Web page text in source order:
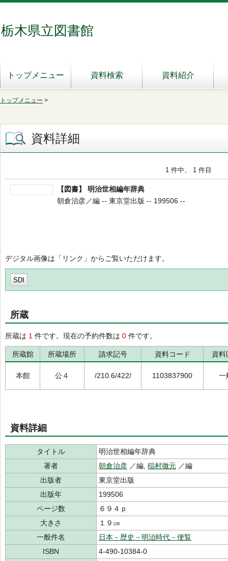
栃木県立図書館
トップメニュー 資料検索 資料紹介
トップメニュー >
資料詳細
1 件中、 1 件目
【図書】 明治世相編年辞典
朝倉治彦／編 -- 東京堂出版 -- 199506 --
デジタル画像は「リンク」からご覧いただけます。
SDI
所蔵
所蔵は 1 件です。現在の予約件数は 0 件です。
所蔵館 所蔵場所 請求記号 資料コード 資料
本館 公４ /210.6/422/ 1103837900 一
資料詳細
タイトル
明治世相編年辞典
著者
朝倉治彦 ／編, 稲村徹元 ／編
出版者
東京堂出版
出版年
199506
ページ数
６９４ｐ
大きさ
１９㎝
一般件名
日本－歴史－明治時代－便覧
ISBN
4-490-10384-0